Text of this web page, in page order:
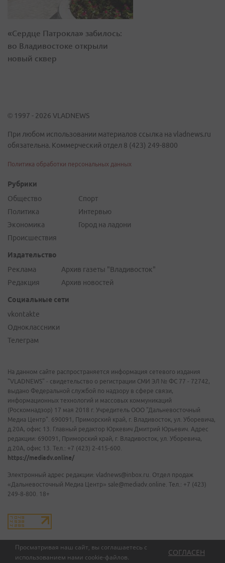
Просматривая наш сайт, вы соглашаетесь с
использованием нами cookie-файлов.
СОГЛАСЕН
«Сердце Патрокла» забилось:
во Владивостоке открыли
новый сквер
© 1997 - 2026 VLADNEWS
При любом использовании материалов ссылка на vladnews.ru
обязательна. Коммерческий отдел 8 (423) 249-8800
Политика обработки персональных данных
Рубрики
Общество
Политика
Экономика
Происшествия
Спорт
Интервью
Город на ладони
Издательство
Реклама
Редакция
Архив газеты "Владивосток"
Архив новостей
Социальные сети
vkontakte
Одноклассники
Телеграм
На данном сайте распространяется информация сетевого издания
"VLADNEWS" - свидетельство о регистрации СМИ ЭЛ № ФС 77 - 72742,
выдано Федеральной службой по надзору в сфере связи,
информационных технологий и массовых коммуникаций
(Роскомнадзор) 17 мая 2018 г. Учредитель ООО "Дальневосточный
Медиа Центр". 690091, Приморский край, г. Владивосток, ул. Уборевича,
д.20А, офис 13. Главный редактор Юркевич Дмитрий Юрьевич. Адрес
редакции: 690091, Приморский край, г. Владивосток, ул. Уборевича,
д.20А, офис 13. Тел.: +7 (423) 2-415-600.
https://mediadv.online/
Электронный адрес редакции: vladnews@inbox.ru. Отдел продаж
«Дальневосточный Медиа Центр» sale@mediadv.online. Тел.: +7 (423)
249-8-800. 18+